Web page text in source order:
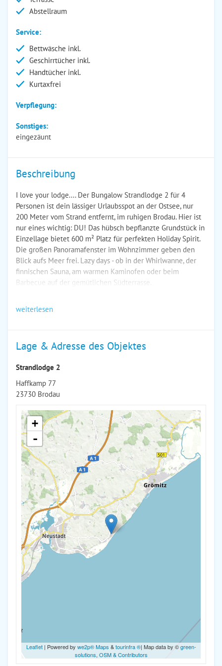
Abstellraum
Service:
Bettwäsche inkl.
Geschirrtücher inkl.
Handtücher inkl.
Kurtaxfrei
Verpflegung:
Sonstiges:
eingezäunt
Beschreibung
I love your lodge.... Der Bungalow Strandlodge 2 für 4
Personen ist dein lässiger Urlaubsspot an der Ostsee, nur
200 Meter vom Strand entfernt, im ruhigen Brodau. Hier ist
nur eines wichtig: DU! Das hübsch bepflanzte Grundstück in
Einzellage bietet 600 m² Platz für perfekten Holiday Spirit.
Die großen Panoramafenster im Wohnzimmer geben den
Blick aufs Meer frei. Lazy days - ob in der Whirlwanne, der
finnischen Sauna, am warmen Kaminofen oder beim
Barbecue auf der gemütlichen Südterrasse.
weiterlesen
Lage & Adresse des Objektes
Strandlodge 2
Haffkamp 77
23730 Brodau
+
-
Leaflet| Powered by we2p® Maps &tourinfra ®| Map data by ©green-
solutions, OSM & Contributors